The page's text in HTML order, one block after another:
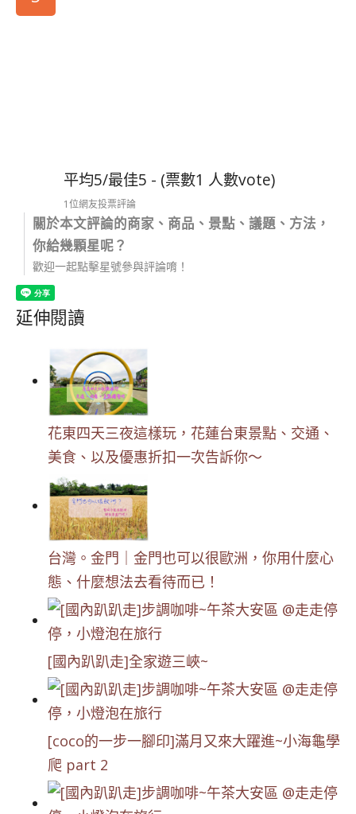
平均5/最佳5 - (票數1 人數vote)
1位網友投票評論
關於本文評論的商家、商品、景點、議題、方法，
你給幾顆星呢？
歡迎一起點擊星號參與評論唷！
延伸閱讀
花東四天三夜這樣玩，花蓮台東景點、交通、
美食、以及優惠折扣一次告訴你～
台灣。金門｜金門也可以很歐洲，你用什麼心
態、什麼想法去看待而已！
[國內趴趴走]全家遊三峽~
[coco的一步一腳印]滿月又來大躍進~小海龜學
爬 part 2